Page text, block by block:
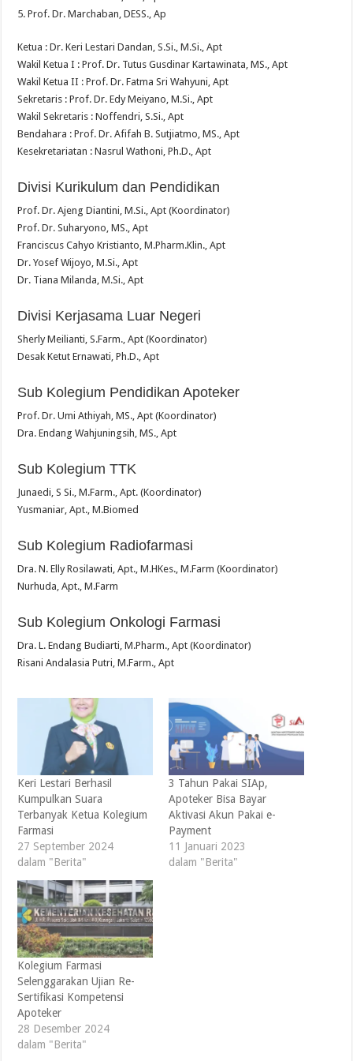
5. Prof. Dr. Marchaban, DESS., Ap
Ketua : Dr. Keri Lestari Dandan, S.Si., M.Si., Apt
Wakil Ketua I : Prof. Dr. Tutus Gusdinar Kartawinata, MS., Apt
Wakil Ketua II : Prof. Dr. Fatma Sri Wahyuni, Apt
Sekretaris : Prof. Dr. Edy Meiyano, M.Si., Apt
Wakil Sekretaris : Noffendri, S.Si., Apt
Bendahara : Prof. Dr. Afifah B. Sutjiatmo, MS., Apt
Kesekretariatan : Nasrul Wathoni, Ph.D., Apt
Divisi Kurikulum dan Pendidikan
Prof. Dr. Ajeng Diantini, M.Si., Apt (Koordinator)
Prof. Dr. Suharyono, MS., Apt
Franciscus Cahyo Kristianto, M.Pharm.Klin., Apt
Dr. Yosef Wijoyo, M.Si., Apt
Dr. Tiana Milanda, M.Si., Apt
Divisi Kerjasama Luar Negeri
Sherly Meilianti, S.Farm., Apt (Koordinator)
Desak Ketut Ernawati, Ph.D., Apt
Sub Kolegium Pendidikan Apoteker
Prof. Dr. Umi Athiyah, MS., Apt (Koordinator)
Dra. Endang Wahjuningsih, MS., Apt
Sub Kolegium TTK
Junaedi, S Si., M.Farm., Apt. (Koordinator)
Yusmaniar, Apt., M.Biomed
Sub Kolegium Radiofarmasi
Dra. N. Elly Rosilawati, Apt., M.HKes., M.Farm (Koordinator)
Nurhuda, Apt., M.Farm
Sub Kolegium Onkologi Farmasi
Dra. L. Endang Budiarti, M.Pharm., Apt (Koordinator)
Risani Andalasia Putri, M.Farm., Apt
Keri Lestari Berhasil
Kumpulkan Suara
Terbanyak Ketua Kolegium
Farmasi
27 September 2024
dalam "Berita"
3 Tahun Pakai SIAp,
Apoteker Bisa Bayar
Aktivasi Akun Pakai e-
Payment
11 Januari 2023
dalam "Berita"
Kolegium Farmasi
Selenggarakan Ujian Re-
Sertifikasi Kompetensi
Apoteker
28 Desember 2024
dalam "Berita"